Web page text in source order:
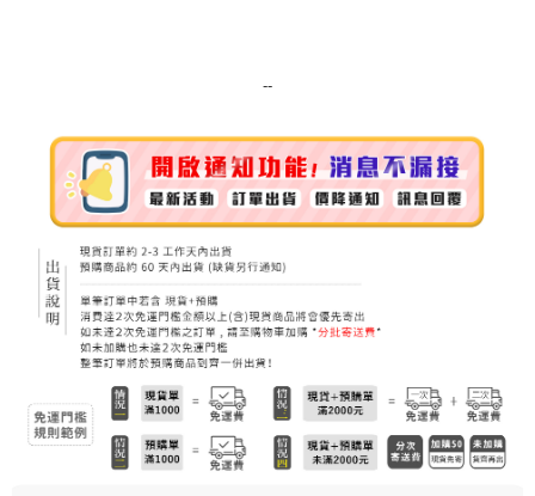
7-11取貨付款
每筆NT$80，滿NT$999(含以上)免運費
7-11純取貨 (先付款
每筆NT$80，滿NT$999(含以上)免運費
宅配
每筆NT$100，滿NT$999(含以上)免運費
每筆NT$250，滿NT$3,000(含以上)免運費
付款後門市自取
--